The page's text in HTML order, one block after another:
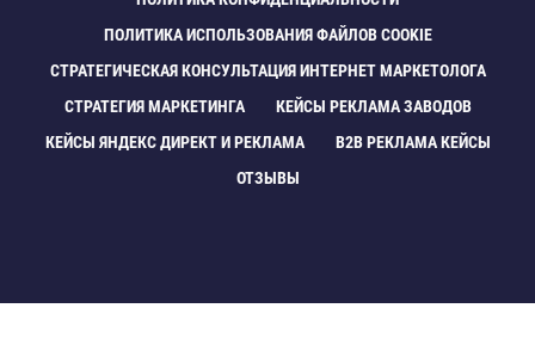
ПОЛИТИКА ИСПОЛЬЗОВАНИЯ ФАЙЛОВ COOKIE
СТРАТЕГИЧЕСКАЯ КОНСУЛЬТАЦИЯ ИНТЕРНЕТ МАРКЕТОЛОГА
СТРАТЕГИЯ МАРКЕТИНГА
КЕЙСЫ РЕКЛАМА ЗАВОДО
КЕЙСЫ ЯНДЕКС ДИРЕКТ И РЕКЛАМА
B2B РЕКЛАМА КЕЙСЫ
ОТЗЫВЫ